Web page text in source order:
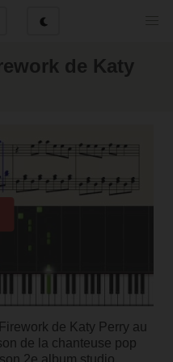
de Katy
de Katy Perry au
de la chanteuse pop
2e album studio,